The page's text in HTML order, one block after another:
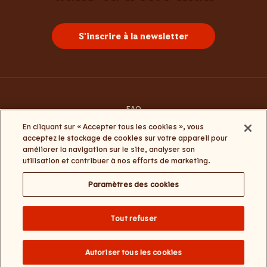
S'inscrire à la newsletter
FAQ
Conditions générales d’utilisation
Termes et conditions Click&Collect et My Burger King
Politique de la vie privée et de cookies
Paramètres des cookies
coordonnées – e-mail :
BKcustomerservice@burgerking.be
En cliquant sur « Accepter tous les cookies », vous
acceptez le stockage de cookies sur votre appareil pour
améliorer la navigation sur le site, analyser son
utilisation et contribuer à nos efforts de marketing.
Paramètres des cookies
Tout refuser
Autoriser tous les cookies